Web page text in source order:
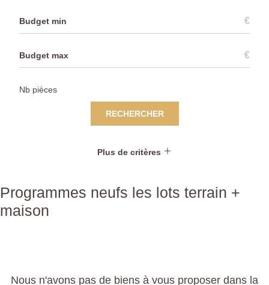
€
€
RECHERCHER
Plus de critères
Programmes neufs les lots terrain +
maison
Nous n'avons pas de biens à vous proposer dans la